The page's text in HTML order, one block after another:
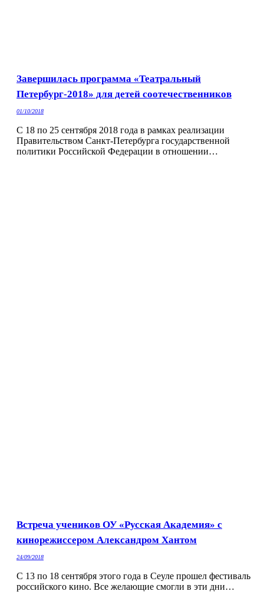
Завершилась программа «Театральный
Петербург-2018» для детей соотечественников
01/10/2018
С 18 по 25 сентября 2018 года в рамках реализации
Правительством Санкт-Петербурга государственной
политики Российской Федерации в отношении…
Встреча учеников ОУ «Русская Академия» с
кинорежиссером Александром Хантом
24/09/2018
С 13 по 18 сентября этого года в Сеуле прошел фестиваль
российского кино. Все желающие смогли в эти дни…